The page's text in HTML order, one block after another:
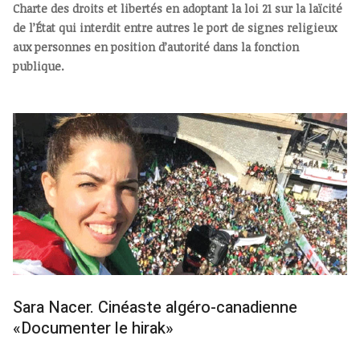
Charte des droits et libertés en adoptant la loi 21 sur la laïcité
de l’État qui interdit entre autres le port de signes religieux
aux personnes en position d’autorité dans la fonction
publique.
Sara Nacer. Cinéaste algéro-canadienne
«Documenter le hirak»